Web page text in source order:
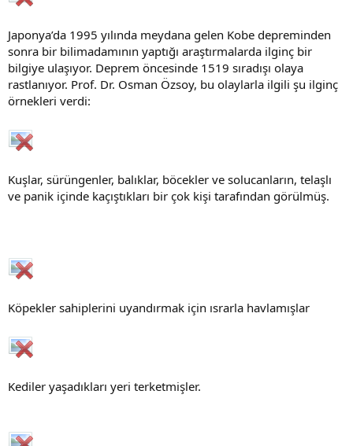
Japonya’da 1995 yılında meydana gelen Kobe depreminden
sonra bir bilimadamının yaptığı araştırmalarda ilginç bir
bilgiye ulaşıyor. Deprem öncesinde 1519 sıradışı olaya
rastlanıyor. Prof. Dr. Osman Özsoy, bu olaylarla ilgili şu ilginç
örnekleri verdi:
Kuşlar, sürüngenler, balıklar, böcekler ve solucanların, telaşlı
ve panik içinde kaçıştıkları bir çok kişi tarafından görülmüş.
Köpekler sahiplerini uyandırmak için ısrarla havlamışlar
Kediler yaşadıkları yeri terketmişler.